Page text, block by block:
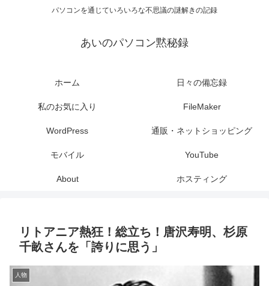
パソコンを通じていろいろな不思議の謎解きの記録
あいのパソコン黙秘録
ホーム 日々の備忘録
私のお気に入り FileMaker
WordPress 通販・ネットショッピング
モバイル YouTube
About ホスティング
リトアニア熱狂！総立ち！唐沢寿明、杉原
千畝さんを「誇りに思う」
人物